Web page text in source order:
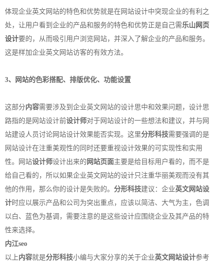
体现企业英文网站的特色和优势就是在网站设计中突现企业的有利之
处，让用户看到企业的产品和服务的特色和优势正是自己需乐山 网页
设计要的，从而吸引用户浏览网站，并深入了解企业的产品和服务。
这是样加企业英文网站访客的有效方法。
3、网站的色彩搭配、排版优化、功能设置
这部分内容需要涉及到企业英文网站的设计思中和效果问题，设计思
路指的是网站设计前设计师对于网站设计的一些想法和建议，并与网
站建设人员讨论网站设计效果能否实现。这里分形科技需要强调的是
网站设计在注重美观性的同时还要重视设计效果的可实现性和实用
性。网站设计师设计出来的 网站页面主要是给目标用户看的，而不是
给自己看的，所以如果企业英文网站的设计只注重华丽美观而没有其
他的作用，那么你的设计是失败的。 分形科技建议：企业英文网站设
计时应以展示产品和公司为突出重点，应该以简洁、大气为主，色调
以白、蓝色为基调，需要注意的是这些设计应围绕企业及其产品的特
性来选择。
内江seo
以上内容就是分形科技小编与大家分享的关于企业英文网站设计参考